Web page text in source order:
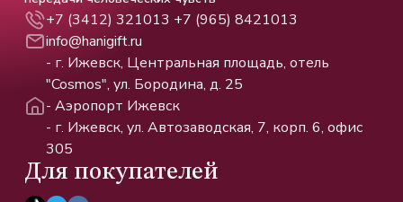
+7 (3412) 321013 +7 (965) 8421013
info@hanigift.ru
- г. Ижевск, Центральная площадь, отель
"Cosmos", ул. Бородина, д. 25
- Аэропорт Ижевск
- г. Ижевск, ул. Автозаводская, 7, корп. 6, офис
305
Для покупателей